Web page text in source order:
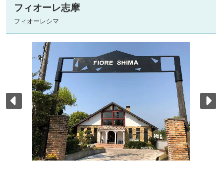
フィオーレ志摩
フィオーレシマ